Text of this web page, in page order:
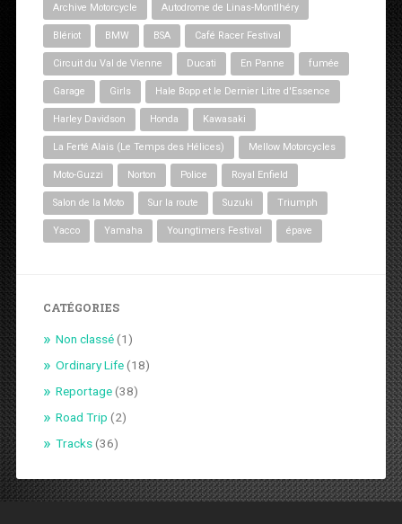
Archive Motorcycle Autodrome de Linas-Montlhéry
Blériot BMW BSA Café Racer Festival
Circuit du Val de Vienne Ducati En Panne fumée
Garage Girls Hale Bopp et le Dernier Litre d'Essence
Harley Davidson Honda Kawasaki
La Ferté Alais (Le Temps des Hélices) Mellow Motorcycles
Moto-Guzzi Norton Police Royal Enfield
Salon de la Moto Sur la route Suzuki Triumph
Yacco Yamaha Youngtimers Festival épave
CATÉGORIES
Non classé(1)
Ordinary Life(18)
Reportage(38)
Road Trip (2)
Tracks(36)